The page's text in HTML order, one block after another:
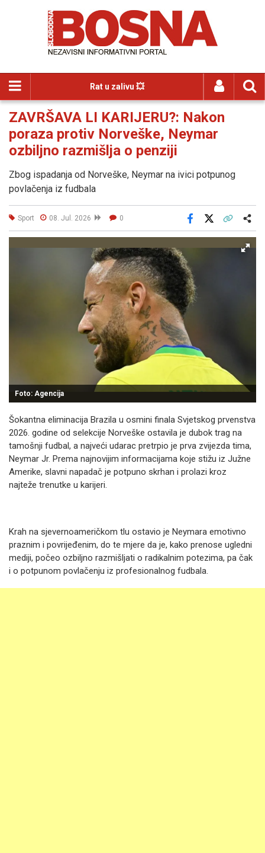
Rat u zalivu 💥
ZAVRŠAVA LI KARIJERU?: Nakon
poraza protiv Norveške, Neymar
ozbiljno razmišlja o penziji
Zbog ispadanja od Norveške, Neymar na ivici potpunog
povlačenja iz fudbala
Sport 08. Jul. 2026 0
Facebook
Foto: Agencija
Šokantna eliminacija Brazila u osmini finala Svjetskog prvenstva
2026. godine od selekcije Norveške ostavila je dubok trag na
tamošnji fudbal, a najveći udarac pretrpio je prva zvijezda tima,
Neymar Jr. Prema najnovijim informacijama koje stižu iz Južne
Amerike, slavni napadač je potpuno skrhan i prolazi kroz
najteže trenutke u karijeri.
Krah na sjevernoameričkom tlu ostavio je Neymara emotivno
praznim i povrijeđenim, do te mjere da je, kako prenose ugledni
mediji, počeo ozbiljno razmišljati o radikalnim potezima, pa čak
i o potpunom povlačenju iz profesionalnog fudbala.